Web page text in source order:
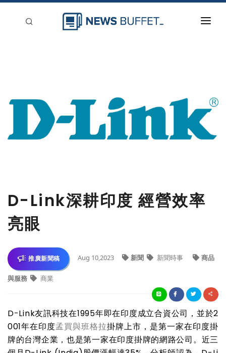
刊登
D-Link深耕印度 經營效率
亮眼
推廣新聞稿 Aug 10,2023 新聞 新聞時事 商品
與服務 商業
D-Link友訊科技在1995年即在印度成立合資公司，並於2
001年在印度孟買與班格拉掛牌上市，是第一家在印度掛
牌的台灣企業，也是第一家在印度掛牌的網路公司。近三